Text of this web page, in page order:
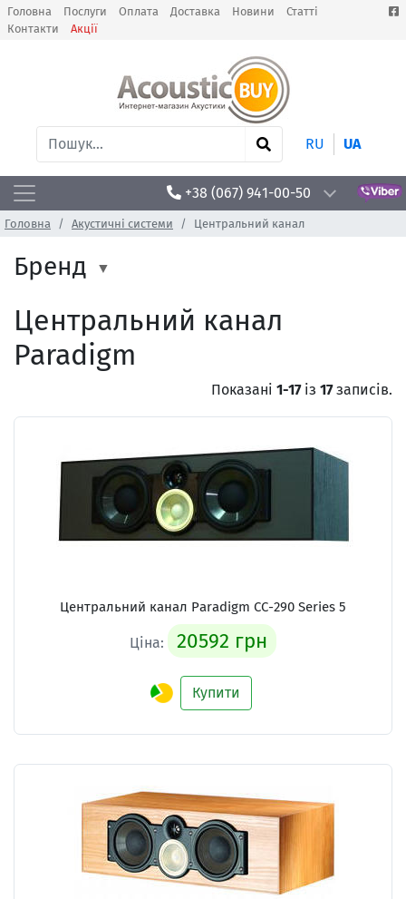
Головна Послуги Оплата Доставка Новини
Статті
Контакти
Акції
RU UA
+38 (067) 941-00-50
Головна Акустичні системи Центральний канал
Бренд
Центральний канал
Paradigm
Показані 1-17із 17записів.
Центральний канал Paradigm CC-290 Series 5
Ціна: 20592 грн
Купити